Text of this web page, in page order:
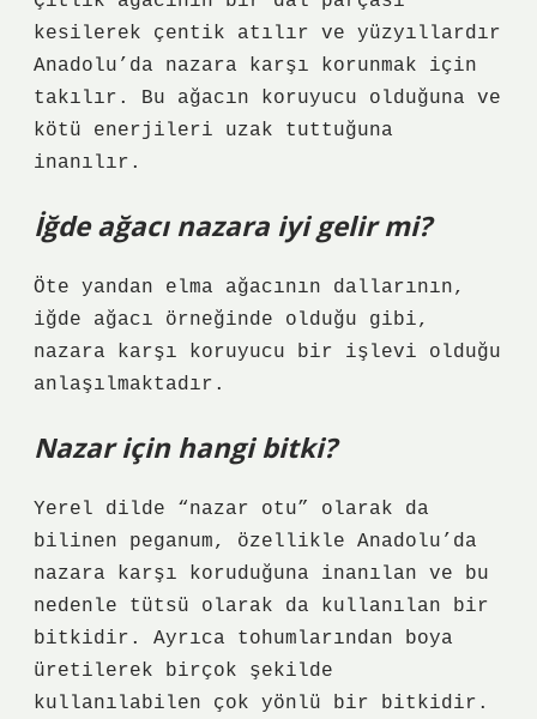
kesilerek çentik atılır ve yüzyıllardır
Anadolu’da nazara karşı korunmak için
takılır. Bu ağacın koruyucu olduğuna ve
kötü enerjileri uzak tuttuğuna
inanılır.
İğde ağacı nazara iyi gelir mi?
Öte yandan elma ağacının dallarının,
iğde ağacı örneğinde olduğu gibi,
nazara karşı koruyucu bir işlevi olduğu
anlaşılmaktadır.
Nazar için hangi bitki?
Yerel dilde “nazar otu” olarak da
bilinen peganum, özellikle Anadolu’da
nazara karşı koruduğuna inanılan ve bu
nedenle tütsü olarak da kullanılan bir
bitkidir. Ayrıca tohumlarından boya
üretilerek birçok şekilde
kullanılabilen çok yönlü bir bitkidir.